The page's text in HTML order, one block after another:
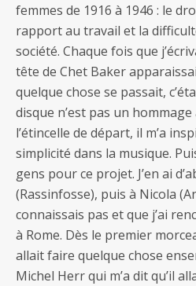
femmes de 1916 à 1946 : le
rapport au travail et la
société. Chaque fois que
tête de Chet Baker
quelque chose se passait,
disque n’est pas un
l’étincelle de départ, il m’a
simplicité dans la musique.
gens pour ce projet. J’en ai
(Rassinfosse), puis à Nicola
connaissais pas et que j’ai
à Rome. Dès le premier
allait faire quelque chose
Michel Herr qui m’a dit qu’il